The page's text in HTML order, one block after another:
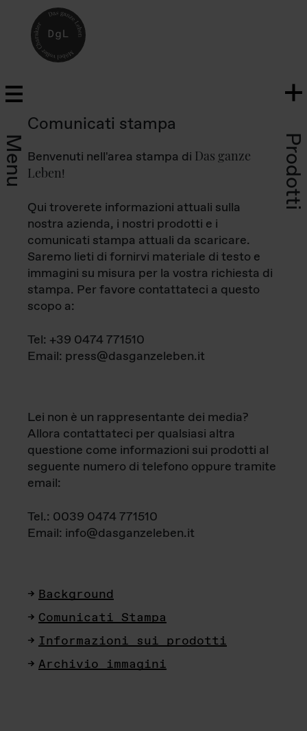
Menu Prodotti
Comunicati stampa
Benvenuti nell'area stampa di Das ganze
Leben!
Qui troverete informazioni attuali sulla
nostra azienda, i nostri prodotti e i
comunicati stampa attuali da scaricare.
Saremo lieti di fornirvi materiale di testo e
immagini su misura per la vostra richiesta di
stampa. Per favore contattateci a questo
scopo a:
Tel: +39 0474 771510
Email: press@dasganzeleben.it
Lei non è un rappresentante dei media?
Allora contattateci per qualsiasi altra
questione come informazioni sui prodotti al
seguente numero di telefono oppure tramite
email:
Tel.: 0039 0474 771510
Email: info@dasganzeleben.it
Background
Comunicati Stampa
Informazioni sui prodotti
Archivio immagini